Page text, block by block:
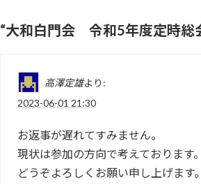
“大和白門会 令和5年度定時総
高澤定雄より:
2023-06-01 21:30
お返事が遅れてすみません。
現状は参加の方向で考えております。
どうぞよろしくお願い申し上げます。